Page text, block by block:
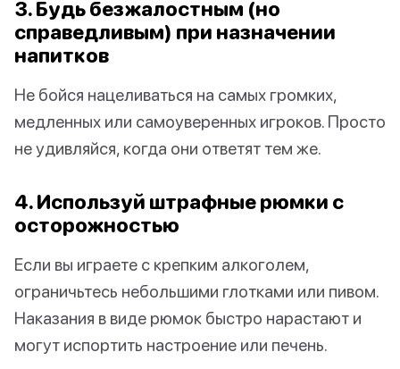
3. Будь безжалостным (но
справедливым) при назначении
напитков
Не бойся нацеливаться на самых громких,
медленных или самоуверенных игроков. Просто
не удивляйся, когда они ответят тем же.
4. Используй штрафные рюмки с
осторожностью
Если вы играете с крепким алкоголем,
ограничьтесь небольшими глотками или пивом.
Наказания в виде рюмок быстро нарастают и
могут испортить настроение или печень.